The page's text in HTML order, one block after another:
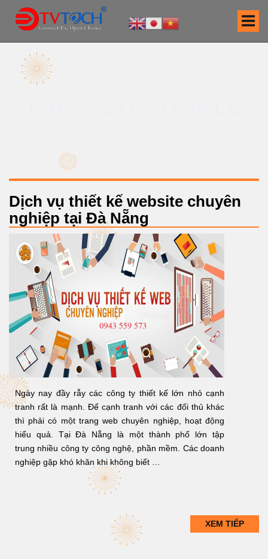
Dịch vụ thiết kế website chuyên
nghiệp tại Đà Nẵng
Ngày nay đầy rẫy các công ty thiết kế lớn nhỏ cạnh
tranh rất là mạnh. Để cạnh tranh với các đối thủ khác
thì phải có một trang web chuyên nghiệp, hoạt động
hiểu quả. Tại Đà Nẵng là một thành phố lớn tập
trung nhiều công ty công nghệ, phần mềm. Các doanh
nghiệp gặp khó khăn khi không biết …
XEM TIẾP